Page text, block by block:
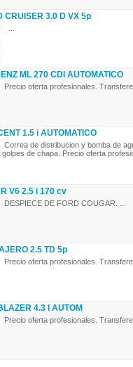
CRUISER 3.0 D VX 5p
ML 270 CDI AUTOMATICO
Precio oferta profesionales.
1.5 i AUTOMATICO
Correa de distribucion y bomba de
golpes de chapa. Precio oferta
V6 2.5 i 170 cv
DESPIECE DE FORD COUGAR. ...
2.5 TD 5p
Precio oferta profesionales.
4.3 I AUTOM
Precio oferta profesionales.